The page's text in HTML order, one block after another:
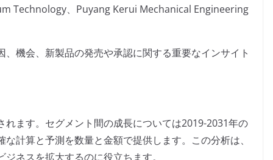
Technology、Puyang Kerui Mechanical Engineering
機会、新製品の発売や承認に関する重要なインサイト
ます。セグメント間の成長については2019-2031年の
計算と予測を数量と金額で提供します。この分析は、
ネスを拡大するのに役立ちます。